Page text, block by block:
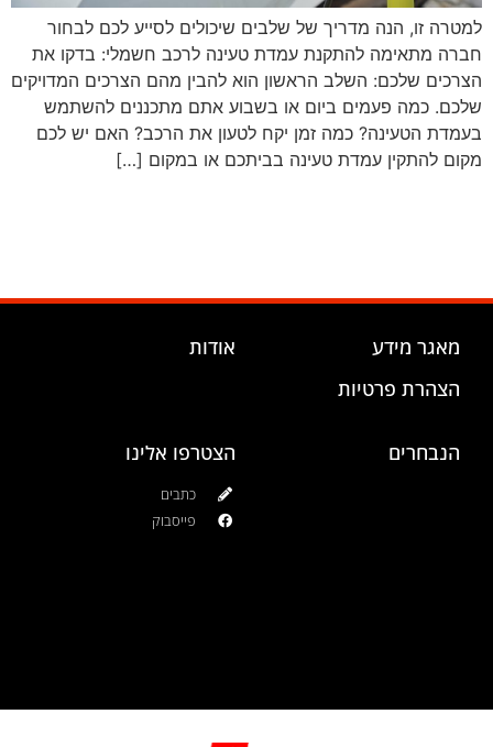
למטרה זו, הנה מדריך של שלבים שיכולים לסייע לכם לבחור
חברה מתאימה להתקנת עמדת טעינה לרכב חשמלי: בדקו את
הצרכים שלכם: השלב הראשון הוא להבין מהם הצרכים המדויקים
שלכם. כמה פעמים ביום או בשבוע אתם מתכננים להשתמש
בעמדת הטעינה? כמה זמן יקח לטעון את הרכב? האם יש לכם
מקום להתקין עמדת טעינה בביתכם או במקום […]
מאגר מידע
הצהרת פרטיות
אודות
הנבחרים הצטרפו אלינו
כתבים
פייסבוק